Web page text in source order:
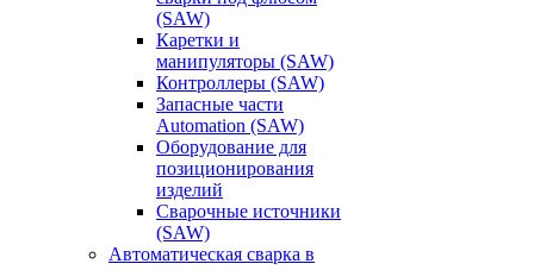
(SAW)
Каретки и
манипуляторы (SAW)
Контроллеры (SAW)
Запасные части
Automation (SAW)
Оборудование для
позиционирования
изделий
Сварочные источники
(SAW)
Автоматическая сварка в